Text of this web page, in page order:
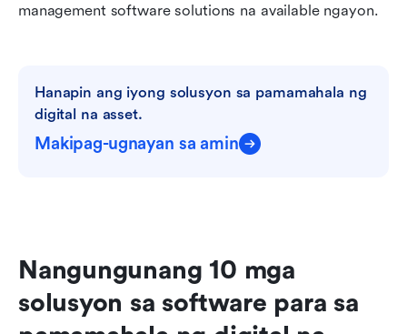
management software solutions na available ngayon.
Hanapin ang iyong solusyon sa pamamahala ng
digital na asset.
Makipag-ugnayan sa amin
Nangungunang 10 mga
solusyon sa software para sa